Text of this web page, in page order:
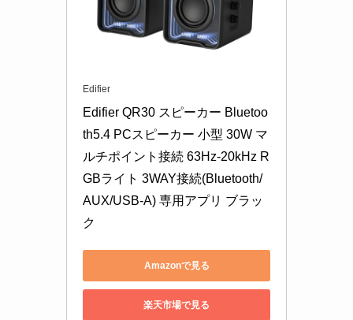
Edifier
Edifier QR30 スピーカー Bluetoo
th5.4 PCスピーカー 小型 30W マ
ルチポイント接続 63Hz-20kHz R
GBライト 3WAY接続(Bluetooth/
AUX/USB-A) 専用アプリ ブラッ
ク
Amazonで見る
楽天市場で見る